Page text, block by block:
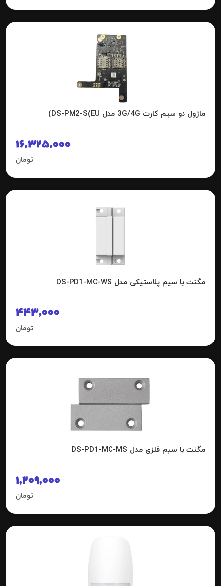
ماژول دو سیم کارت 3G/4G مدل DS-PM2-S(EU)
16,325,000
تومان
مگنت با سیم پلاستیکی مدل DS-PD1-MC-WS
443,000
تومان
مگنت با سیم فلزی مدل DS-PD1-MC-MS
1,209,000
تومان